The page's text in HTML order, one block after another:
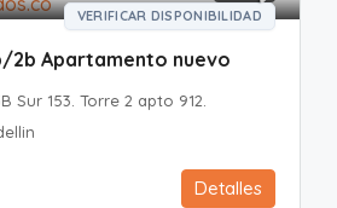
VERIFICAR DISPONIBILIDAD
2b Apartamento nuevo
Sur 153. Torre 2 apto 912.
Detalles